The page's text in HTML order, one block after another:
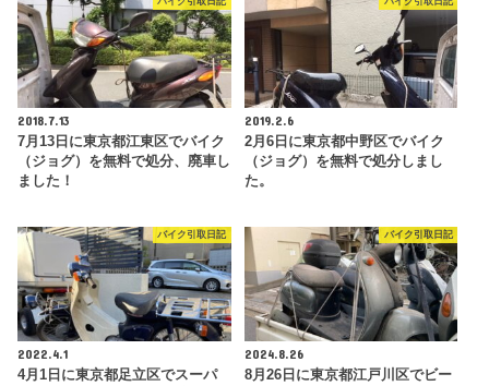
2018.7.13
7月13日に東京都江東区でバイク
（ジョグ）を無料で処分、廃車し
ました！
2019.2.6
2月6日に東京都中野区でバイク
（ジョグ）を無料で処分しまし
た。
バイク引取日記
2022.4.1
4月1日に東京都足立区でスーパ
バイク引取日記
2024.8.26
8月26日に東京都江戸川区でビー